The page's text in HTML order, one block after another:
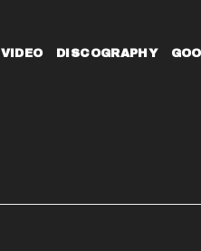
VIDEO DISCOGRAPHY